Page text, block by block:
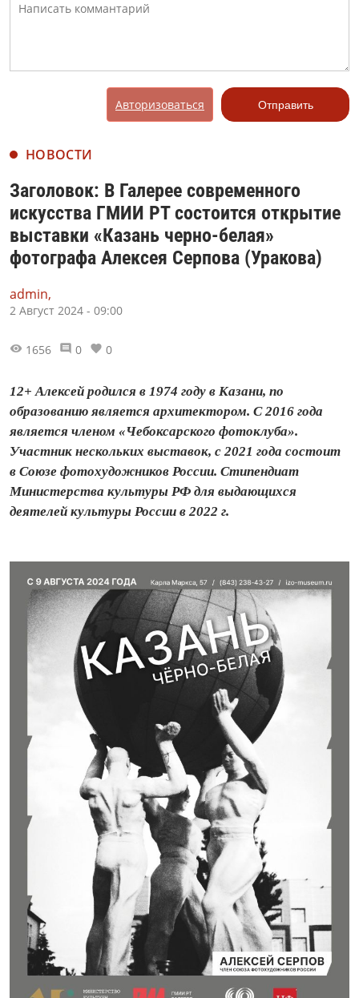
Авторизоваться Отправить
НОВОСТИ
Заголовок: В Галерее современного
искусства ГМИИ РТ состоится открытие
выставки «Казань черно-белая»
фотографа Алексея Серпова (Уракова)
admin,
2 Август 2024 - 09:00
1656 0 0
12+ Алексей родился в 1974 году в Казани, по
образованию является архитектором. С 2016 года
является членом «Чебоксарского фотоклуба».
Участник нескольких выставок, с 2021 года состоит
в Союзе фотохудожников России. Стипендиат
Министерства культуры РФ для выдающихся
деятелей культуры России в 2022 г.